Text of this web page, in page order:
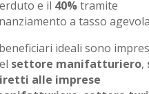
e il 40%tramite
a tasso
ideali sono
settore manifatturiero,
alle imprese